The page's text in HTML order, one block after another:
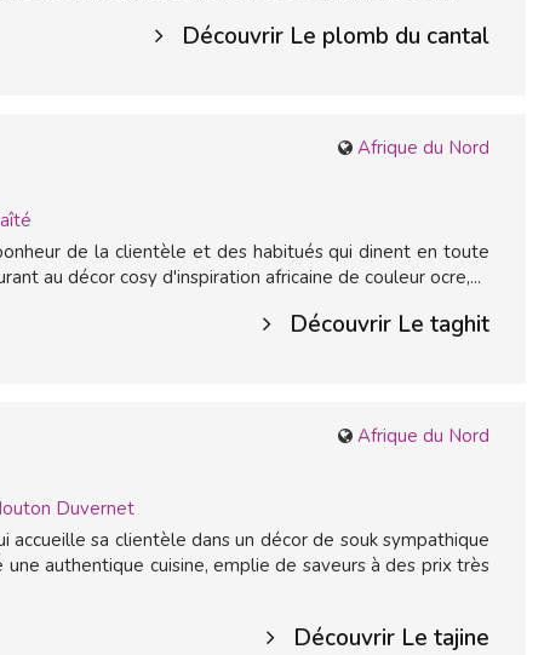
Découvrir Le plomb du cantal
Afrique du Nord
de la clientèle et des habitués qui dinent en toute
au décor cosy d'inspiration africaine de couleur ocre,...
Découvrir Le taghit
Afrique du Nord
Duvernet
accueille sa clientèle dans un décor de souk sympathique
authentique cuisine, emplie de saveurs à des prix très
Découvrir Le tajine